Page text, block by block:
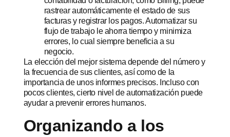
rastrear automáticamente el estado de sus
facturas y registrar los pagos. Automatizar su
flujo de trabajo le ahorra tiempo y minimiza
errores, lo cual siempre beneficia a su
negocio.
La elección del mejor sistema depende del número y
la frecuencia de sus clientes, así como de la
importancia de unos informes precisos. Incluso con
pocos clientes, cierto nivel de automatización puede
ayudar a prevenir errores humanos.
Organizando a los